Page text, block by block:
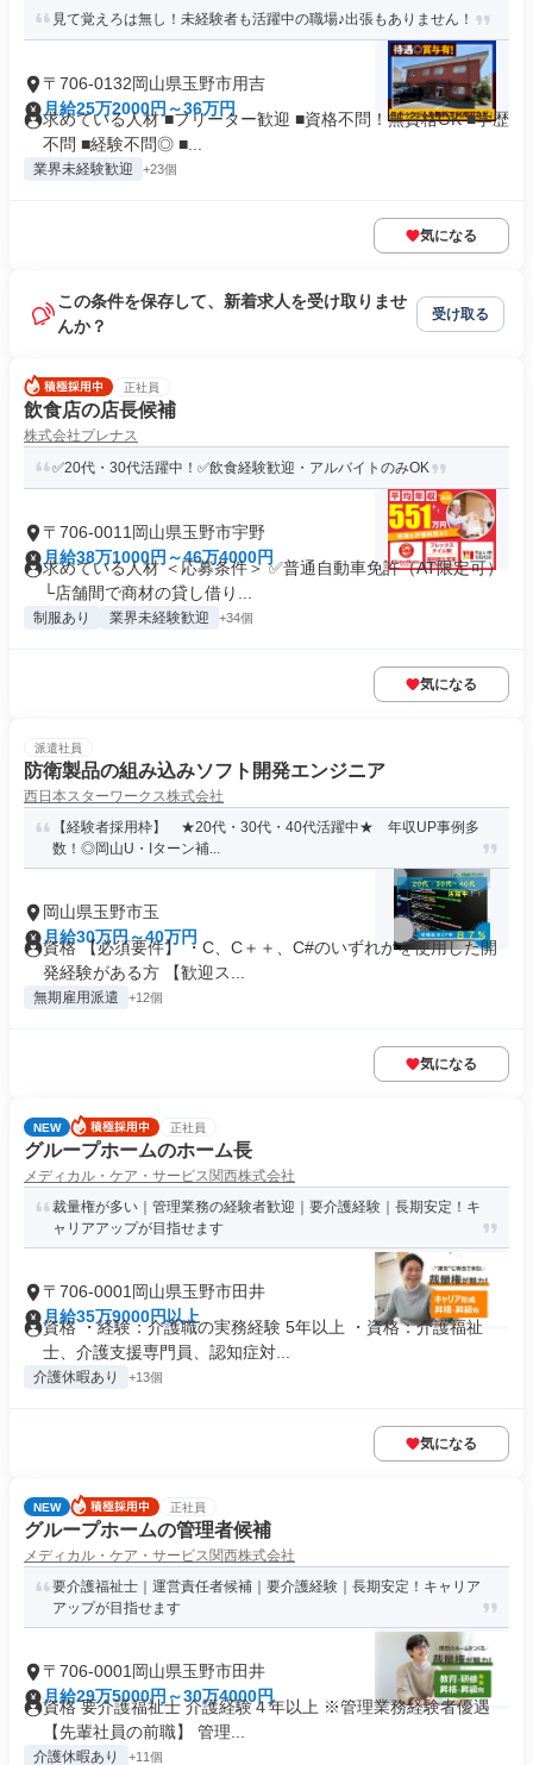
見て覚えろは無し！未経験者も活躍中の職場♪出張もありません！
〒706-0132岡山県玉野市用吉
月給25万2000円～36万円
求めている人材 ■フリーター歓迎 ■資格不問！無資格OK ■学歴
不問 ■経験不問◎ ■...
業界未経験歓迎 +23個
気になる
この条件を保存して、新着求人を受け取りませ
んか？
受け取る
正社員
飲食店の店長候補
株式会社プレナス
✅20代・30代活躍中！✅飲食経験歓迎・アルバイトのみOK
〒706-0011岡山県玉野市宇野
月給38万1000円～46万4000円
求めている人材 ＜応募条件＞ ✅普通自動車免許（AT限定可）
└店舗間で商材の貸し借り...
制服あり 業界未経験歓迎 +34個
気になる
派遣社員
防衛製品の組み込みソフト開発エンジニア
西日本スターワークス株式会社
【経験者採用枠】 ★20代・30代・40代活躍中★ 年収UP事例多
数！◎岡山U・Iターン補...
岡山県玉野市玉
月給30万円～40万円
資格 【必須要件】 ・C、C＋＋、C#のいずれかを使用した開
発経験がある方 【歓迎ス...
無期雇用派遣 +12個
気になる
NEW 正社員
グループホームのホーム長
メディカル・ケア・サービス関西株式会社
裁量権が多い｜管理業務の経験者歓迎｜要介護経験｜長期安定！キ
ャリアアップが目指せます
〒706-0001岡山県玉野市田井
月給35万9000円以上
資格 ・経験：介護職の実務経験 5年以上 ・資格：介護福祉
士、介護支援専門員、認知症対...
介護休暇あり +13個
気になる
NEW 正社員
グループホームの管理者候補
メディカル・ケア・サービス関西株式会社
要介護福祉士｜運営責任者候補｜要介護経験｜長期安定！キャリア
アップが目指せます
〒706-0001岡山県玉野市田井
月給29万5000円～30万4000円
資格 要介護福祉士 介護経験４年以上 ※管理業務経験者優遇
【先輩社員の前職】 管理...
介護休暇あり +11個